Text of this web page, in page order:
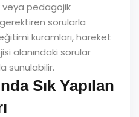
veya pedagojik
sorularla
eğitimi kuramları, hareket
alanındaki sorular
sunulabilir.
Sık Yapılan